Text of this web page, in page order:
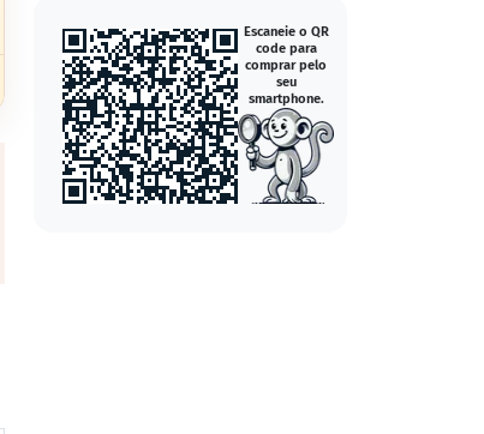
Escaneie o QR
code para
comprar pelo
seu
smartphone.